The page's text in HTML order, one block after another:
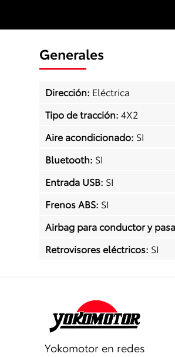
Generales
Dirección: Eléctrica
Tipo de tracción:4X2
Aire acondicionado: SI
Bluetooth: SI
Entrada USB: SI
Frenos ABS: SI
Airbag para conductor y
Retrovisores eléctricos: SI
Yokomotor en redes